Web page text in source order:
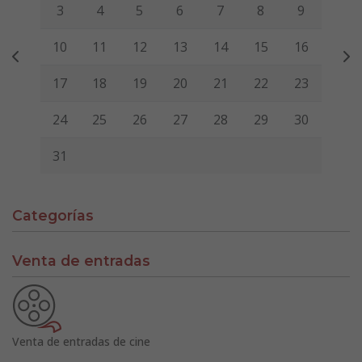
3 4 5 6 7 8 9
10 11 12 13 14 15 16
17 18 19 20 21 22 23
24 25 26 27 28 29 30
31
Categorías
Venta de entradas
Venta de entradas de cine